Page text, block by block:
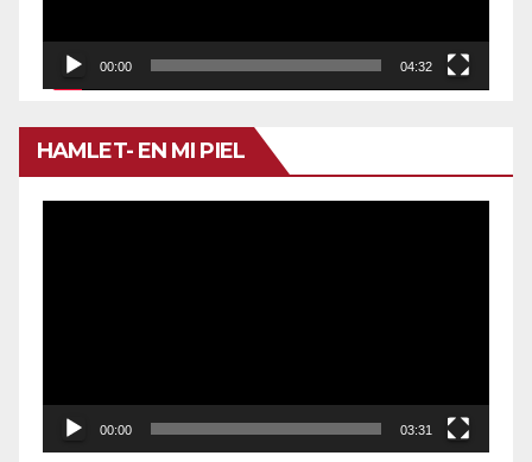
00:00 04:32
HAMLET- EN MI PIEL
00:00 03:31